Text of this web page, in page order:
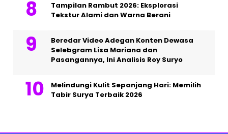
Tampilan Rambut 2026: Eksplorasi
Tekstur Alami dan Warna Berani
Beredar Video Adegan Konten Dewasa
Selebgram Lisa Mariana dan
Pasangannya, Ini Analisis Roy Suryo
Melindungi Kulit Sepanjang Hari: Memilih
Tabir Surya Terbaik 2026